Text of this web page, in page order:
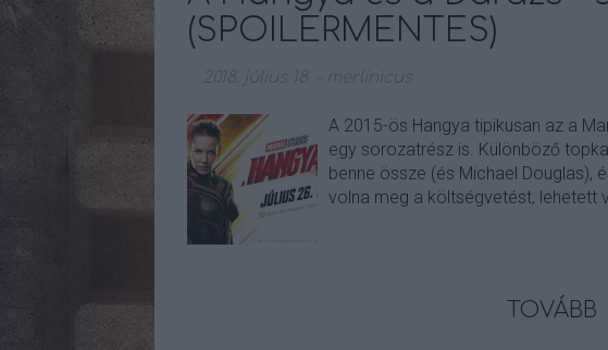
(SPOILERMENTES)
2018. július 18. merlinicus
A 2015-ös Hangya tipikusan az a
egy sorozatrész is. Különböző
benne össze (és Michael Douglas),
volna meg a költségvetést, lehetett
TOVÁBB